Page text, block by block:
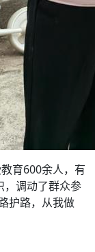
育600余人，有
，调动了群众参
护路，从我做